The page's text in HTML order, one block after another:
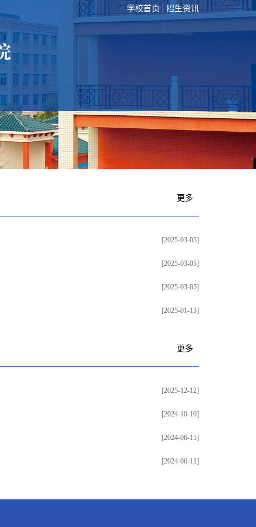
学校首页 |招生资讯
更多
[2025-03-05]
[2025-03-05]
[2025-03-05]
[2025-01-13]
更多
[2025-12-12]
[2024-10-10]
[2024-06-15]
[2024-06-11]